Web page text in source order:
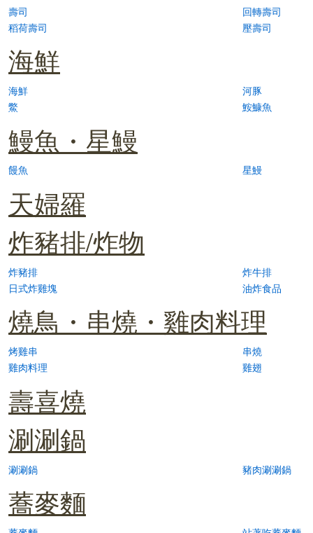
壽司
回轉壽司
稻荷壽司
壓壽司
海鮮
海鮮
河豚
鱉
鮟鱇魚
鰻魚・星鰻
饅魚 星鰻
天婦羅
炸豬排/炸物
炸豬排
炸牛排
日式炸雞塊
油炸食品
燒鳥・串燒・雞肉料理
烤雞串
串燒
雞肉料理
雞翅
壽喜燒
涮涮鍋
涮涮鍋 豬肉涮涮鍋
蕎麥麵